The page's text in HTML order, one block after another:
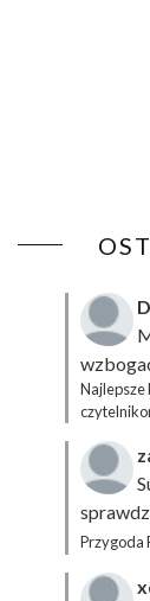
Najlepsze
Przygoda